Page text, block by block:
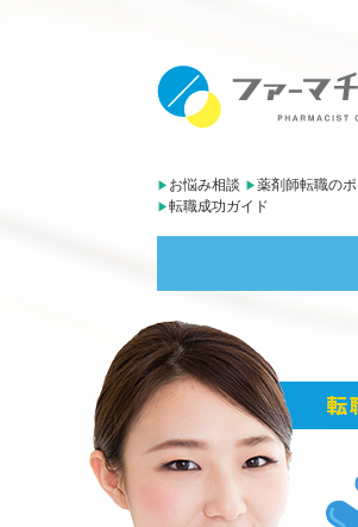
お悩み相談 薬剤師転職のポ
転職成功ガイド